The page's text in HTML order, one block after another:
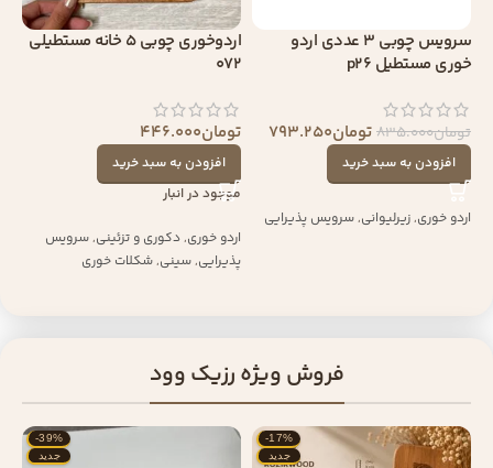
سرویس چوبی 3 عددی اردو
خوری مستطیل p26
تومان835.000تومان793.250
افزودن به سبد خرید
اردو خوری,زیرلیوانی,سرویس پذیرایی
اردوخوری چوبی 5 خانه مستطیلی
072
تومان446.000
افزودن به سبد خرید
موجود در انبار
اردو خوری,دکوری و تزئینی,سرویس
پذیرایی,سینی,شکلات خوری
فروش ویژه رزیک وود
-17%
جدید
-39%
جدید